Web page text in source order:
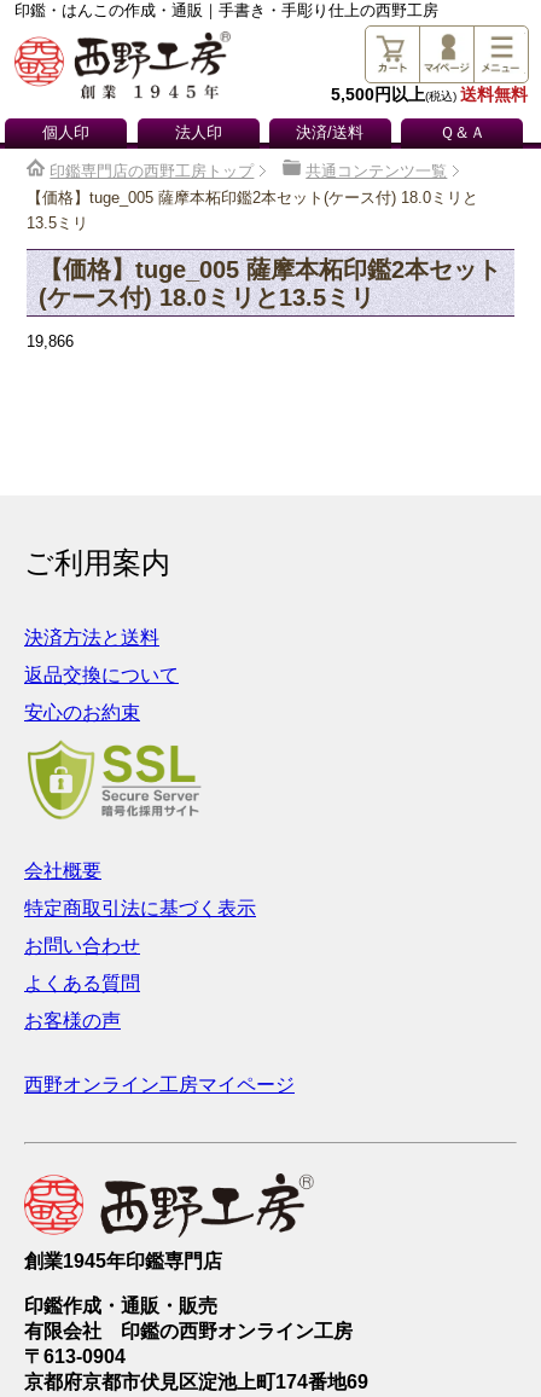
印鑑・はんこの作成・通販｜手書き・手彫り仕上の西野工房
5,500円以上(税込) 送料無料
個人印 法人印 決済/送料 Ｑ＆Ａ
印鑑専門店の西野工房トップ
共通コンテンツ一覧
【価格】tuge_005 薩摩本柘印鑑2本セット(ケース付) 18.0ミリと
13.5ミリ
【価格】tuge_005 薩摩本柘印鑑2本セット
(ケース付) 18.0ミリと13.5ミリ
19,866
ご利用案内
決済方法と送料
返品交換について
安心のお約束
会社概要
特定商取引法に基づく表示
お問い合わせ
よくある質問
お客様の声
西野オンライン工房マイページ
創業1945年印鑑専門店
印鑑作成・通販・販売
有限会社 印鑑の西野オンライン工房
〒613-0904
京都府京都市伏見区淀池上町174番地69